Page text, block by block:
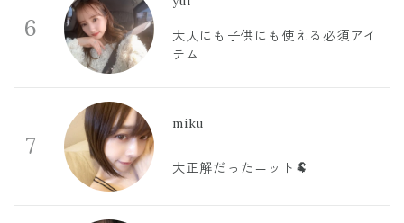
6
大人にも子供にも使える必須アイ
テム
7
miku
大正解だったニット🐏